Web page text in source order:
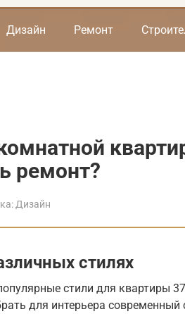
Дизайн Ремонт
ремонт?
Дизайн
стилях
стили для квартиры
для интерьера современный